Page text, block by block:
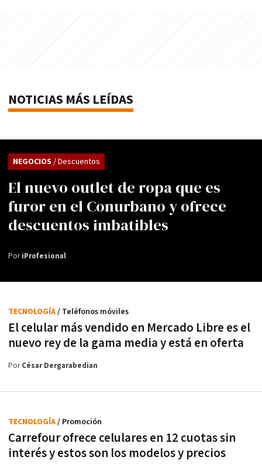
NOTICIAS MÁS LEÍDAS
El nuevo outlet de ropa que es
furor en el Conurbano y ofrece
descuentos imbatibles
NEGOCIOS / Descuentos
PoriProfesional
El celular más vendido en Mercado Libre es el
nuevo rey de la gama media y está en oferta
TECNOLOGÍA/ Teléfonos móviles
PorCésar Dergarabedian
Carrefour ofrece celulares en 12 cuotas sin
interés y estos son los modelos y precios
TECNOLOGÍA/ Promoción